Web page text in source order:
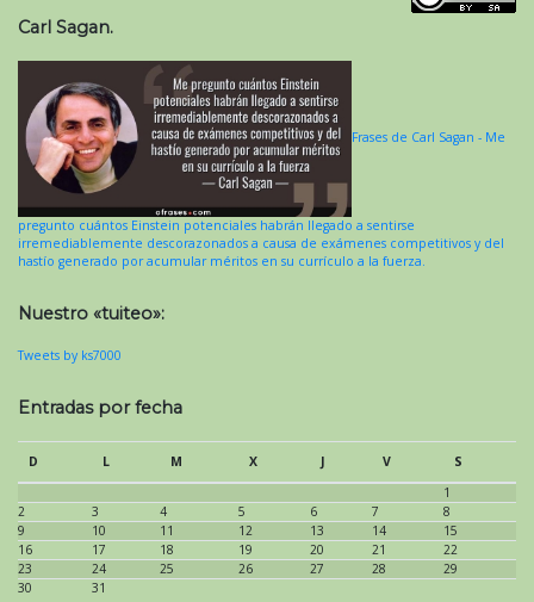
Carl Sagan.
Frases de Carl Sagan - Me
pregunto cuántos Einstein potenciales habrán llegado a sentirse
irremediablemente descorazonados a causa de exámenes competitivos y del
hastío generado por acumular méritos en su currículo a la fuerza.
Nuestro «tuiteo»:
Tweets by ks7000
Entradas por fecha
D L M X J V
S
1
2
3 4 5 6 7
8
9
10 11 12 13 14
15
16
17 18 19 20 21
22
23
24 25 26 27 28
29
30
31